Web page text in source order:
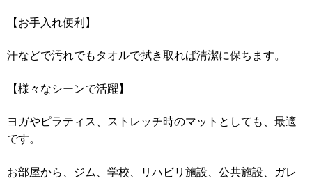
【お手入れ便利】
汗などで汚れでもタオルで拭き取れば清潔に保ちます。
【様々なシーンで活躍】
ヨガやピラティス、ストレッチ時のマットとしても、最適
です。
お部屋から、ジム、学校、リハビリ施設、公共施設、ガレ